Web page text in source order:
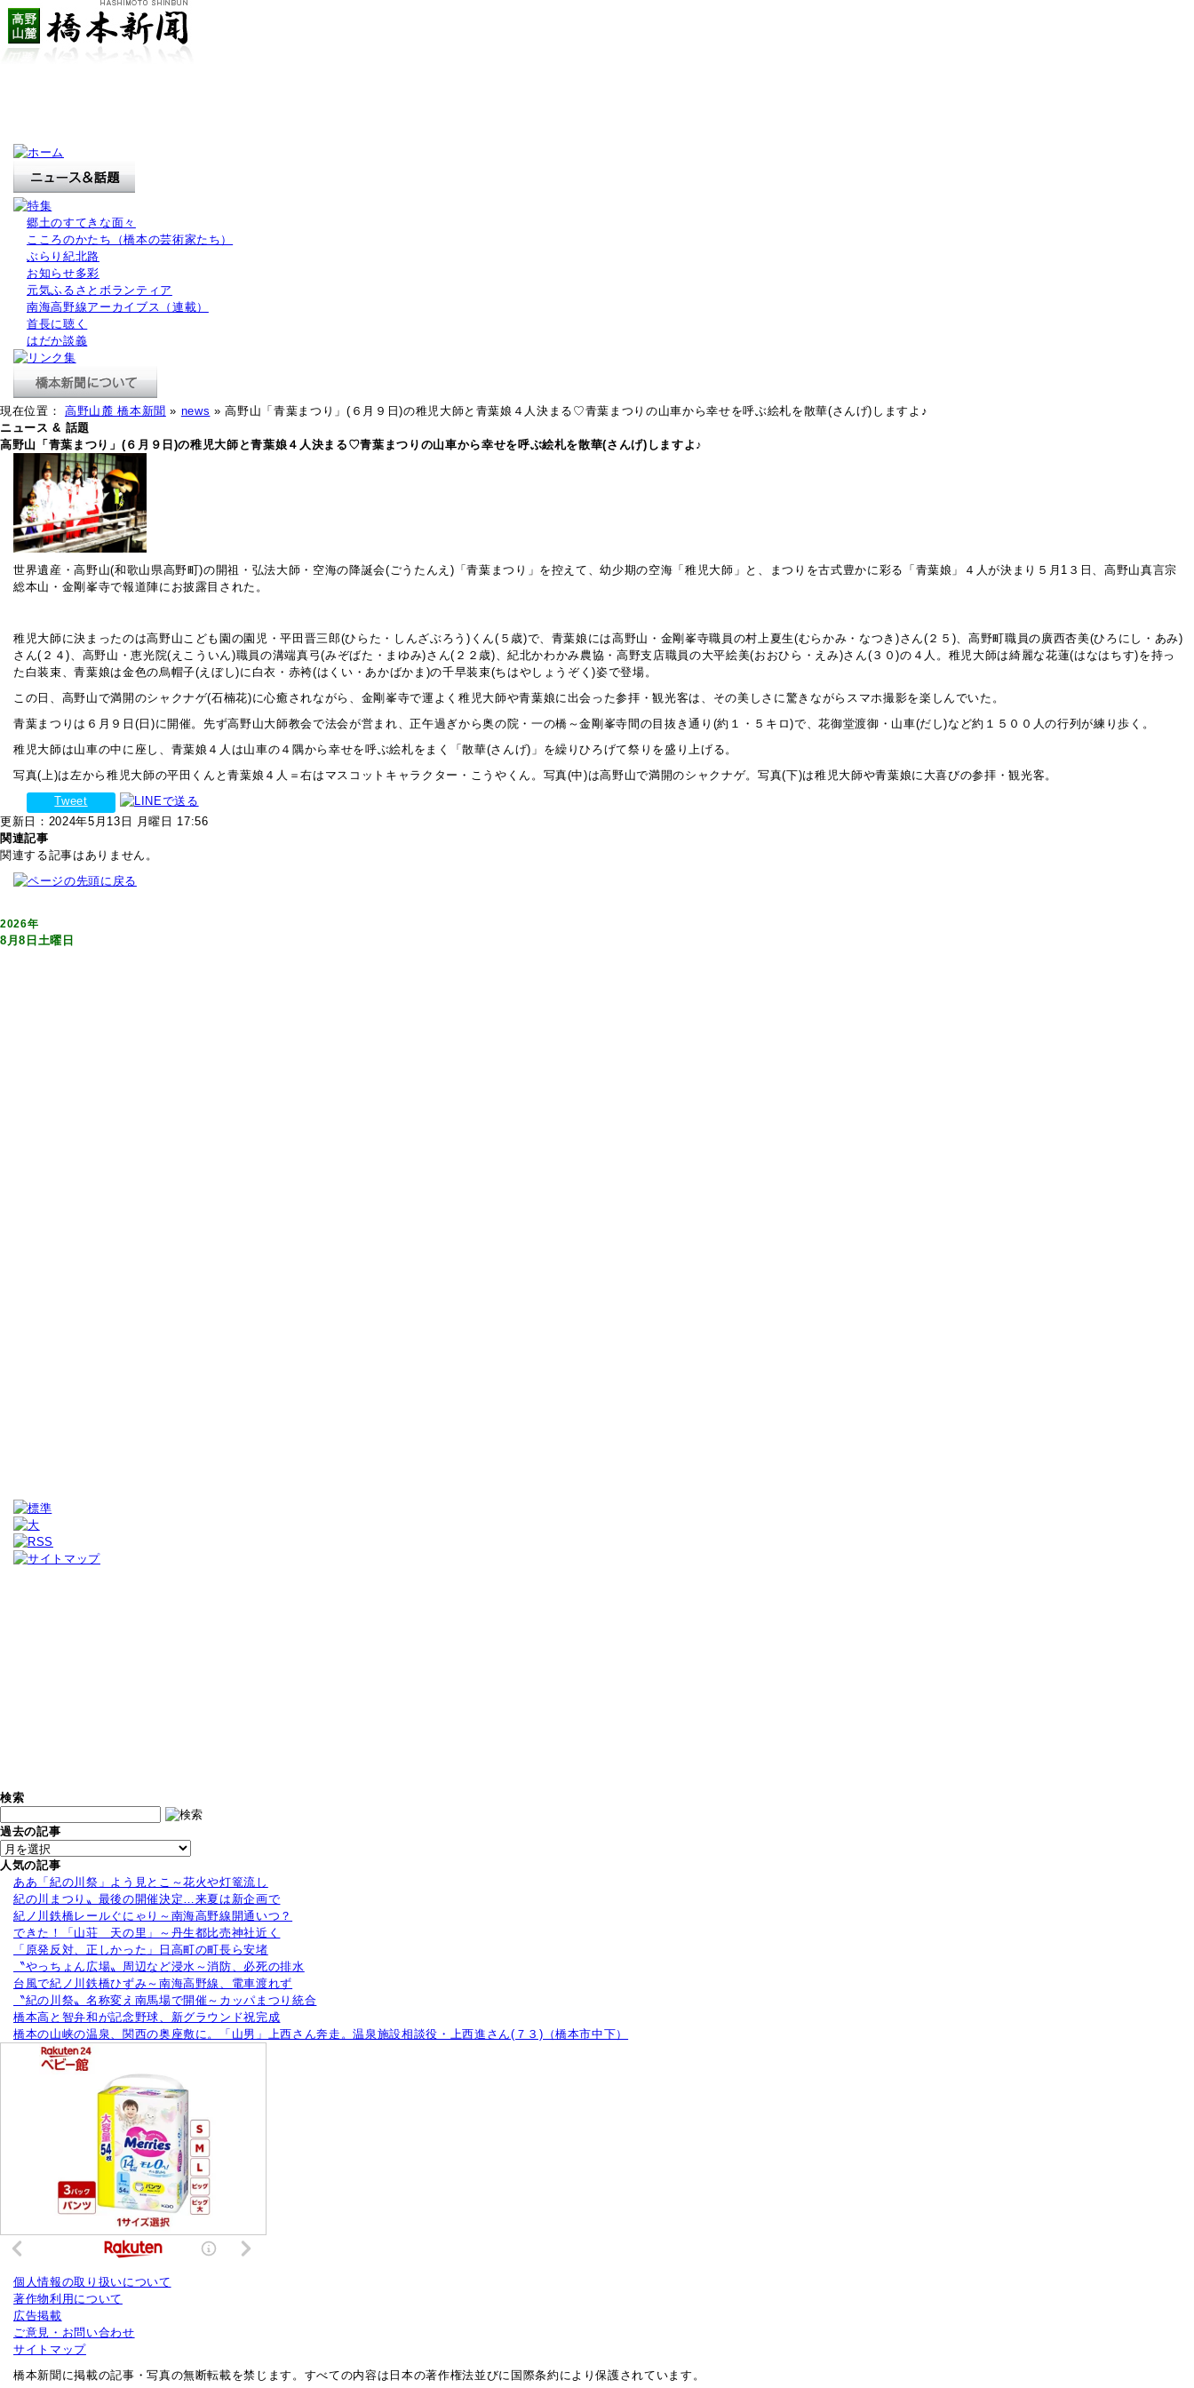
郷土のすてきな面々
こころのかたち（橋本の芸術家たち）
ぶらり紀北路
お知らせ多彩
元気ふるさとボランティア
南海高野線アーカイブス（連載）
首長に聴く
はだか談義
現在位置： 高野山麓 橋本新聞 » news » 高野山「青葉まつり」(６月９日)の稚児大師と青葉娘４人決まる♡青葉まつりの山車から幸せを呼ぶ絵札を散華(さんげ)しますよ♪
ニュース & 話題
高野山「青葉まつり」(６月９日)の稚児大師と青葉娘４人決まる♡青葉まつりの山車から幸せを呼ぶ絵札を散華(さんげ)しますよ♪
世界遺産・高野山(和歌山県高野町)の開祖・弘法大師・空海の降誕会(ごうたんえ)「青葉まつり」を控えて、幼少期の空海「稚児大師」と、まつりを古式豊かに彩る「青葉娘」４人が決まり５月1３日、高野山真言宗
総本山・金剛峯寺で報道陣にお披露目された。
稚児大師に決まったのは高野山こども園の園児・平田晋三郎(ひらた・しんざぶろう)くん(５歳)で、青葉娘には高野山・金剛峯寺職員の村上夏生(むらかみ・なつき)さん(２５)、高野町職員の廣西杏美(ひろにし・あみ)
さん(２４)、高野山・恵光院(えこういん)職員の溝端真弓(みぞばた・まゆみ)さん(２２歳)、紀北かわかみ農協・高野支店職員の大平絵美(おおひら・えみ)さん(３０)の４人。稚児大師は綺麗な花蓮(はなはちす)を持っ
た白装束、青葉娘は金色の烏帽子(えぼし)に白衣・赤袴(はくい・あかばかま)の千早装束(ちはやしょうぞく)姿で登場。
この日、高野山で満開のシャクナゲ(石楠花)に心癒されながら、金剛峯寺で運よく稚児大師や青葉娘に出会った参拝・観光客は、その美しさに驚きながらスマホ撮影を楽しんでいた。
青葉まつりは６月９日(日)に開催。先ず高野山大師教会で法会が営まれ、正午過ぎから奥の院・一の橋～金剛峯寺間の目抜き通り(約１・５キロ)で、花御堂渡御・山車(だし)など約１５００人の行列が練り歩く。
稚児大師は山車の中に座し、青葉娘４人は山車の４隅から幸せを呼ぶ絵札をまく「散華(さんげ)」を繰りひろげて祭りを盛り上げる。
写真(上)は左から稚児大師の平田くんと青葉娘４人＝右はマスコットキャラクター・こうやくん。写真(中)は高野山で満開のシャクナゲ。写真(下)は稚児大師や青葉娘に大喜びの参拝・観光客。
Tweet
更新日：2024年5月13日 月曜日 17:56
関連記事
関連する記事はありません。
2026年
8月8日土曜日
検索
過去の記事
人気の記事
ああ「紀の川祭」よう見とこ～花火や灯篭流し
紀の川まつり〟最後の開催決定…来夏は新企画で
紀ノ川鉄橋レールぐにゃり～南海高野線開通いつ？
できた！「山荘 天の里」～丹生都比売神社近く
「原発反対、正しかった」日高町の町長ら安堵
〝やっちょん広場〟周辺など浸水～消防、必死の排水
台風で紀ノ川鉄橋ひずみ～南海高野線、電車渡れず
〝紀の川祭〟名称変え南馬場で開催～カッパまつり統合
橋本高と智弁和が記念野球、新グラウンド祝完成
橋本の山峡の温泉、関西の奥座敷に。「山男」上西さん奔走。温泉施設相談役・上西進さん(７３)（橋本市中下）
個人情報の取り扱いについて
著作物利用について
広告掲載
ご意見・お問い合わせ
サイトマップ
橋本新聞に掲載の記事・写真の無断転載を禁じます。すべての内容は日本の著作権法並びに国際条約により保護されています。